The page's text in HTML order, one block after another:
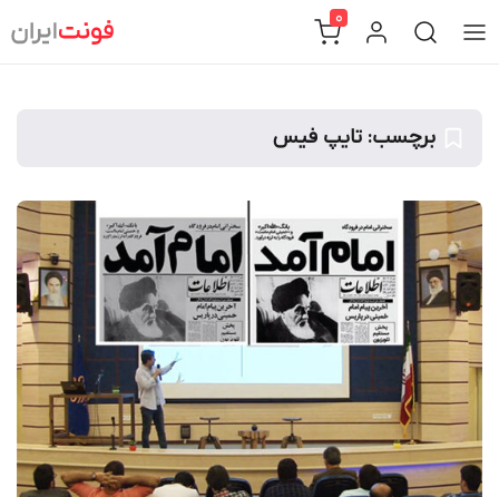
to
0
برچسب: تایپ فیس